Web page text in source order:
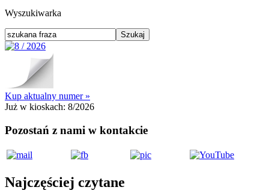
Wyszukiwarka
Kup aktualny numer »
Już w kioskach: 8/2026
Pozostań z nami w kontakcie
Najczęściej czytane